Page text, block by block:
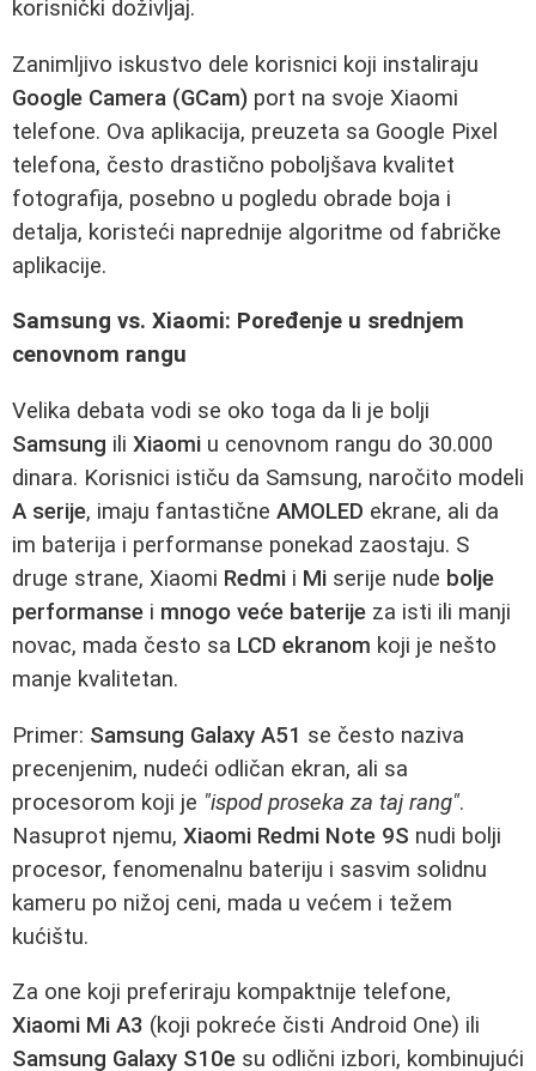
korisnički doživljaj.
Zanimljivo iskustvo dele korisnici koji instaliraju
Google Camera (GCam) port na svoje Xiaomi
telefone. Ova aplikacija, preuzeta sa Google Pixel
telefona, često drastično poboljšava kvalitet
fotografija, posebno u pogledu obrade boja i
detalja, koristeći naprednije algoritme od fabričke
aplikacije.
Samsung vs. Xiaomi: Poređenje u srednjem
cenovnom rangu
Velika debata vodi se oko toga da li je bolji
Samsung ili Xiaomi u cenovnom rangu do 30.000
dinara. Korisnici ističu da Samsung, naročito modeli
A serije, imaju fantastične AMOLED ekrane, ali da
im baterija i performanse ponekad zaostaju. S
druge strane, Xiaomi Redmi i Mi serije nude bolje
performanse i mnogo veće baterije za isti ili manji
novac, mada često sa LCD ekranom koji je nešto
manje kvalitetan.
Primer: Samsung Galaxy A51 se često naziva
precenjenim, nudeći odličan ekran, ali sa
procesorom koji je "ispod proseka za taj rang".
Nasuprot njemu, Xiaomi Redmi Note 9S nudi bolji
procesor, fenomenalnu bateriju i sasvim solidnu
kameru po nižoj ceni, mada u većem i težem
kućištu.
Za one koji preferiraju kompaktnije telefone,
Xiaomi Mi A3 (koji pokreće čisti Android One) ili
Samsung Galaxy S10e su odlični izbori, kombinujući